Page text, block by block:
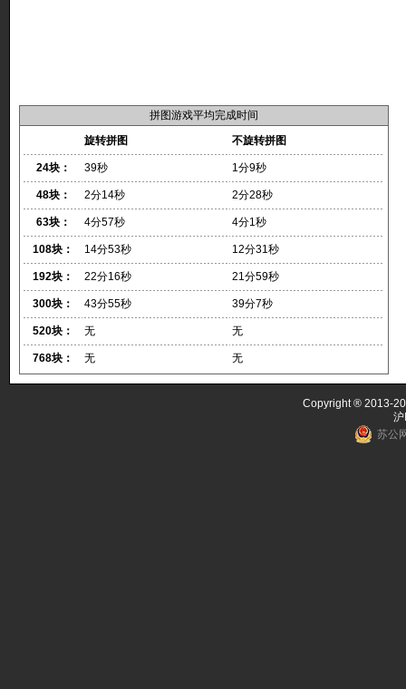
拼图游戏平均完成时间
旋转拼图
不旋转拼图
24块： 39秒 1分9秒
48块： 2分14秒 2分28秒
63块： 4分57秒 4分1秒
108块： 14分53秒 12分31秒
192块： 22分16秒 21分59秒
300块： 43分55秒 39分7秒
520块： 无 无
768块： 无 无
Copyright ® 2013-
苏公